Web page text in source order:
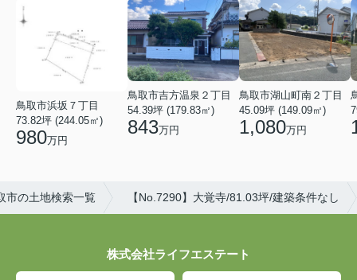
鳥取市浜坂７丁目
73.82坪 (244.05㎡)
980万円
鳥取市吉方温泉２丁目
54.39坪 (179.83㎡)
843万円
鳥取市湖山町南２丁目
45.09坪 (149.09㎡)
1,080万円
市の土地検索一覧 【No.7290】大覚寺/81.03坪/建築条件なし
株式会社ライフエステート